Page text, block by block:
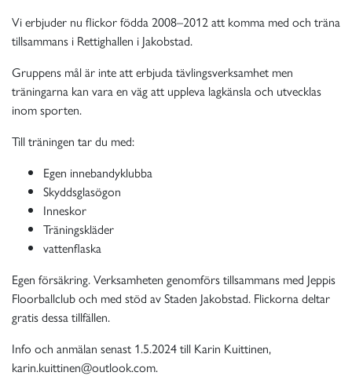
Vi erbjuder nu flickor födda 2008–2012 att komma med och träna
tillsammans i Rettighallen i Jakobstad.
Gruppens mål är inte att erbjuda tävlingsverksamhet men
träningarna kan vara en väg att uppleva lagkänsla och utvecklas
inom sporten.
Till träningen tar du med:
Egen innebandyklubba
Skyddsglasögon
Inneskor
Träningskläder
vattenflaska
Egen försäkring. Verksamheten genomförs tillsammans med Jeppis
Floorballclub och med stöd av Staden Jakobstad. Flickorna deltar
gratis dessa tillfällen.
Info och anmälan senast 1.5.2024 till Karin Kuittinen,
karin.kuittinen@outlook.com.